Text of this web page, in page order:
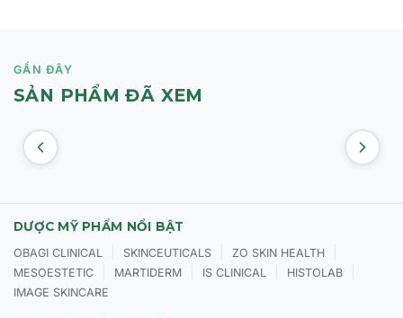
GẦN ĐÂY
SẢN PHẨM ĐÃ XEM
DƯỢC MỸ PHẨM NỔI BẬT
OBAGI CLINICAL SKINCEUTICALS ZO SKIN HEALTH
MESOESTETIC MARTIDERM IS CLINICAL HISTOLAB
IMAGE SKINCARE